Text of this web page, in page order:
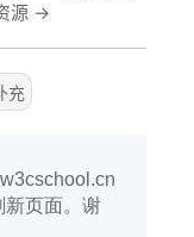
源 →
充
新页面。谢